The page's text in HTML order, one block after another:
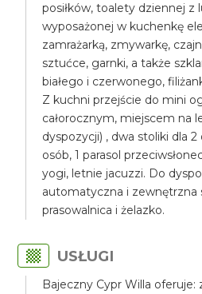
posiłków, toalety dziennej z
wyposażonej w kuchenkę
zamrażarką, zmywarkę,
sztućce, garnki, a także
białego i czerwonego,
Z kuchni przejście do mini
całorocznym, miejscem na
dyspozycji) , dwa stoliki dla
osób, 1 parasol
yogi, letnie jacuzzi. Do
automatyczna i zewnętrzna
prasowalnica i żelazko.
USŁUGI
Bajeczny Cypr Willa